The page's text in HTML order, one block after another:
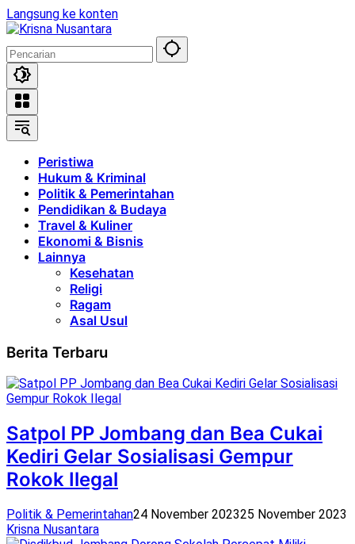
Langsung ke konten
Peristiwa
Hukum & Kriminal
Politik & Pemerintahan
Pendidikan & Budaya
Travel & Kuliner
Ekonomi & Bisnis
Lainnya
Kesehatan
Religi
Ragam
Asal Usul
Berita Terbaru
Satpol PP Jombang dan Bea Cukai
Kediri Gelar Sosialisasi Gempur
Rokok Ilegal
Politik & Pemerintahan24 November 202325 November 2023
Krisna Nusantara